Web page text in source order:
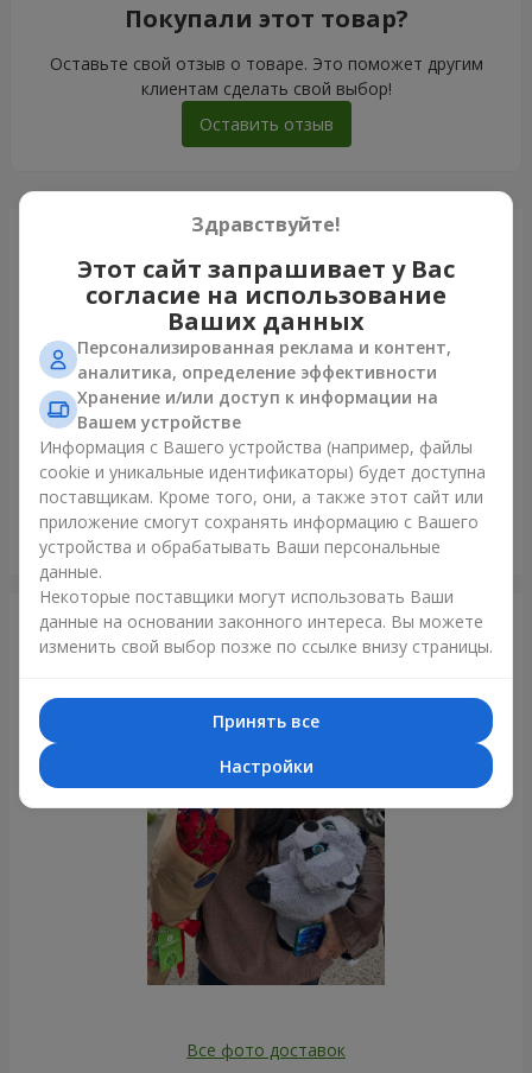
Покупали этот товар?
Оставьте свой отзыв о товаре. Это поможет другим
клиентам сделать свой выбор!
Оставить отзыв
Только что доставили
Букет "Navarre"
Днепр
Фотогалерея
Все фото доставок
Здравствуйте!
Этот сайт запрашивает у Вас
согласие на использование
Ваших данных
Персонализированная реклама и контент,
аналитика, определение эффективности
Хранение и/или доступ к информации на
Вашем устройстве
Информация с Вашего устройства (например, файлы
cookie и уникальные идентификаторы) будет доступна
поставщикам. Кроме того, они, а также этот сайт или
приложение смогут сохранять информацию с Вашего
устройства и обрабатывать Ваши персональные
данные.
Некоторые поставщики могут использовать Ваши
данные на основании законного интереса. Вы можете
изменить свой выбор позже по ссылке внизу страницы.
Принять все
Настройки